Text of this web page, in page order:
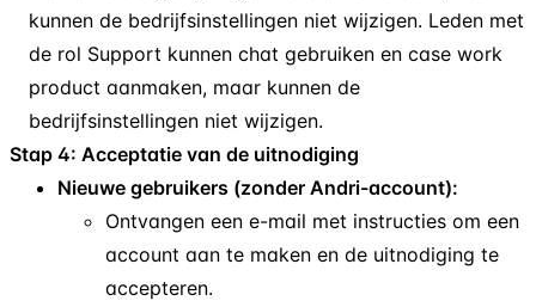
kunnen de bedrijfsinstellingen niet wijzigen. Leden met
de rol Support kunnen chat gebruiken en case work
product aanmaken, maar kunnen de
bedrijfsinstellingen niet wijzigen.
Stap 4: Acceptatie van de uitnodiging
Nieuwe gebruikers (zonder Andri-account):
Ontvangen een e-mail met instructies om een
account aan te maken en de uitnodiging te
accepteren.